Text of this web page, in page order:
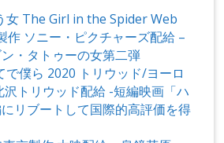
女 The Girl in the Spider Web
作 ソニー・ピクチャーズ配給 –
・タトゥーの女第二弾
で僕ら 2020 トリウッド/ヨーロ
沢トリウッド配給 -短編映画「ハ
リブートして国際的高評価を得